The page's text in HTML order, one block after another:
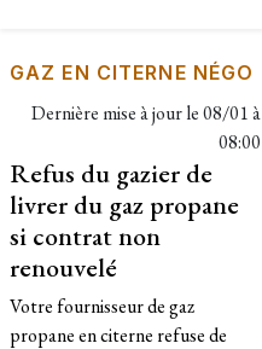
GAZ EN CITERNE NÉGO
Dernière mise à jour le08/01 à
08:00
Refus du gazier de
livrer du gaz propane
si contrat non
renouvelé
Votre fournisseur de gaz
propane en citerne refuse de